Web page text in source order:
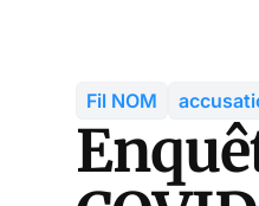
Fil NOM